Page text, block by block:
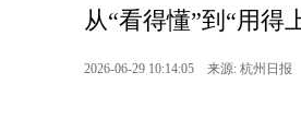
从“看得懂”到“用得
2026-06-29 10:14:05 来源: 杭州日报